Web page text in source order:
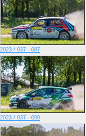
2023 / 037 - 087
2023 / 037 - 099